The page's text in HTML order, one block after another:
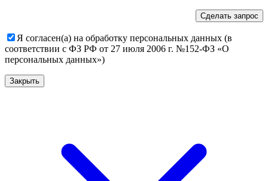
Я согласен(а) на обработку персональных данных (в
соответствии с ФЗ РФ от 27 июля 2006 г. №152-ФЗ «О
персональных данных»)
Закрыть